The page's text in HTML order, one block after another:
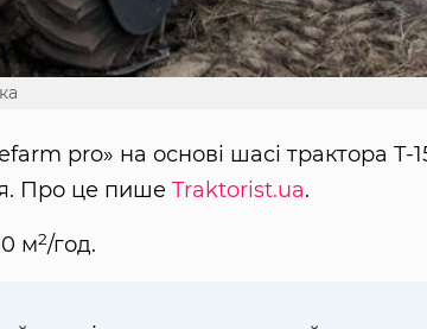
pro» на основі шасі трактора Т-
Про це пише Traktorist.ua.
м2/год.